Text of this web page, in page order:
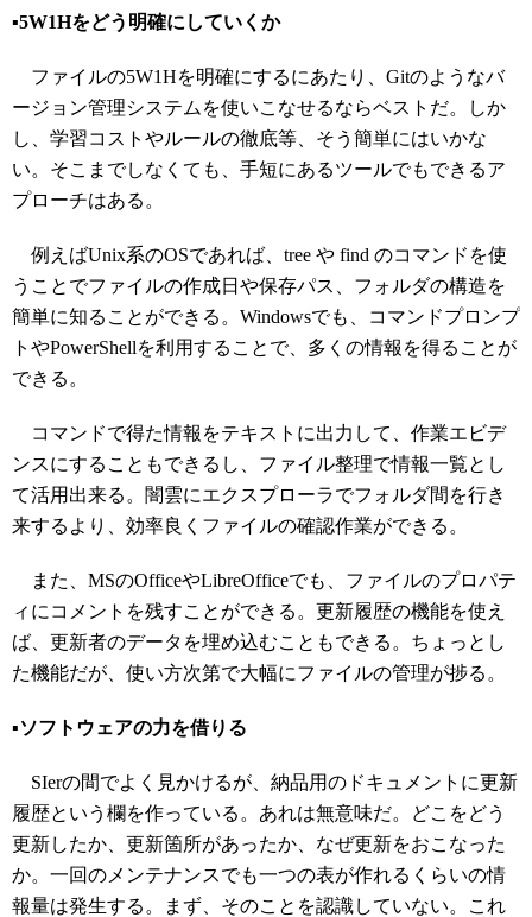
▪️5W1Hをどう明確にしていくか
ファイルの5W1Hを明確にするにあたり、Gitのようなバ
ージョン管理システムを使いこなせるならベストだ。しか
し、学習コストやルールの徹底等、そう簡単にはいかな
い。そこまでしなくても、手短にあるツールでもできるア
プローチはある。
例えばUnix系のOSであれば、tree や find のコマンドを使
うことでファイルの作成日や保存パス、フォルダの構造を
簡単に知ることができる。Windowsでも、コマンドプロンプ
トやPowerShellを利用することで、多くの情報を得ることが
できる。
コマンドで得た情報をテキストに出力して、作業エビデ
ンスにすることもできるし、ファイル整理で情報一覧とし
て活用出来る。闇雲にエクスプローラでフォルダ間を行き
来するより、効率良くファイルの確認作業ができる。
また、MSのOfficeやLibreOfficeでも、ファイルのプロパテ
ィにコメントを残すことができる。更新履歴の機能を使え
ば、更新者のデータを埋め込むこともできる。ちょっとし
た機能だが、使い方次第で大幅にファイルの管理が捗る。
▪️ソフトウェアの力を借りる
SIerの間でよく見かけるが、納品用のドキュメントに更新
履歴という欄を作っている。あれは無意味だ。どこをどう
更新したか、更新箇所があったか、なぜ更新をおこなった
か。一回のメンテナンスでも一つの表が作れるくらいの情
報量は発生する。まず、そのことを認識していない。これ